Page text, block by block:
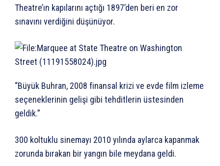
Theatre’ın kapılarını açtığı 1897’den beri en zor
sınavını verdiğini düşünüyor.
“Büyük Buhran, 2008 finansal krizi ve evde film izleme
seçeneklerinin gelişi gibi tehditlerin üstesinden
geldik.”
300 koltuklu sinemayı 2010 yılında aylarca kapanmak
zorunda bırakan bir yangın bile meydana geldi.